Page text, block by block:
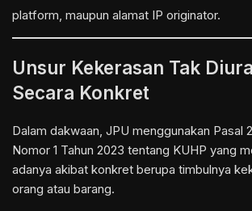
platform, maupun alamat IP originator.
Unsur Kekerasan Tak
Secara Konkret
Dalam dakwaan, JPU menggunakan Pasal
Nomor 1 Tahun 2023 tentang KUHP yang
adanya akibat konkret berupa timbulnya
orang atau barang.